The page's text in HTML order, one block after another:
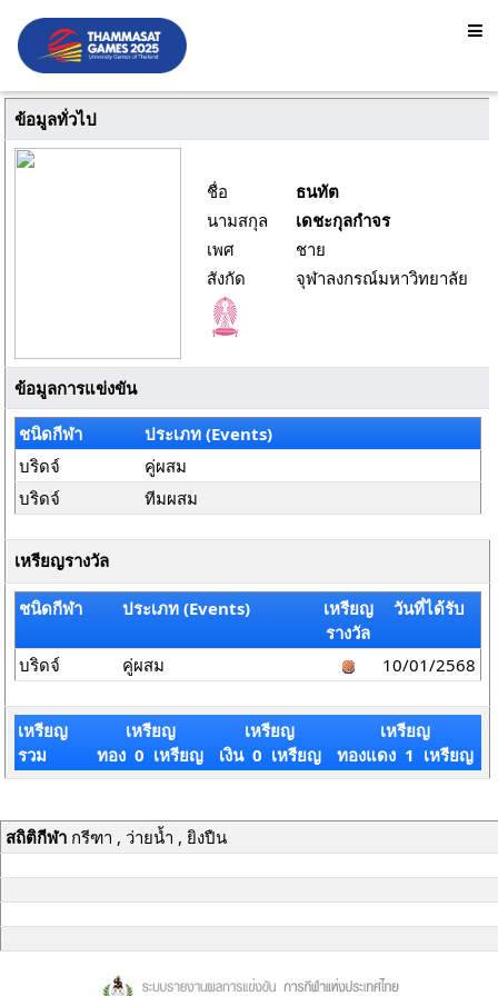
ข้อมูลทั่วไป
ชื่อ
ธนทัต
นามสกุล
เดชะกุลกำจร
เพศ
ชาย
สังกัด
จุฬาลงกรณ์มหาวิทยาลัย
ข้อมูลการแข่งขัน
ชนิดกีฬา
ประเภท (Events)
บริดจ์
คู่ผสม
บริดจ์
ทีมผสม
เหรียญรางวัล
ชนิดกีฬา ประเภท (Events)
เหรียญ
รางวัล
วันที่ได้รับ
บริดจ์ คู่ผสม 10/01/2568
เหรียญ
รวม
เหรียญ
ทอง 0 เหรียญ
เหรียญ
เงิน 0 เหรียญ
เหรียญ
ทองแดง 1 เหรียญ
สถิติกีฬากรีฑา , ว่ายน้ำ , ยิงปืน